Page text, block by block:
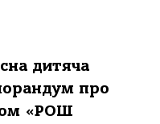
дитяча
про
«РОШ